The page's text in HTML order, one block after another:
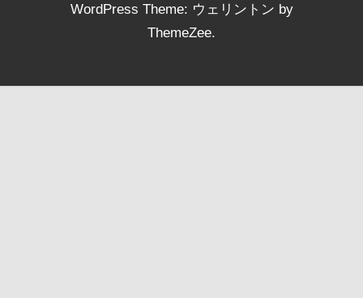
WordPress Theme: ウェリントン by
ThemeZee.